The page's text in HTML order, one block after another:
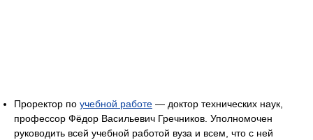
Проректор по учебной работе — доктор технических наук,
профессор Фёдор Васильевич Гречников. Уполномочен
руководить всей учебной работой вуза и всем, что с ней